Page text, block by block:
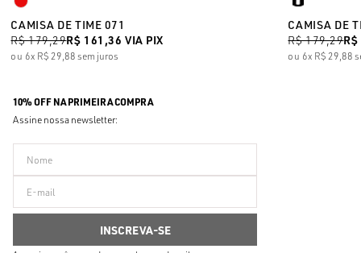
CAMISA DE TIME 071
R$ 161,36 VIA PIX
R$ 179,29
6x R$ 29,88 sem juros
CAMISA DE
R$ 179,29
6x R$ 29,88
10% OFF NA PRIMEIRA COMPRA
Assine nossa newsletter: